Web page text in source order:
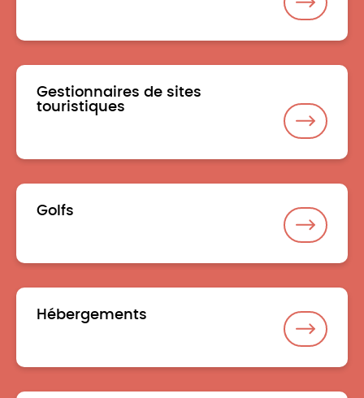
Gestionnaires de sites
touristiques
Golfs
Hébergements